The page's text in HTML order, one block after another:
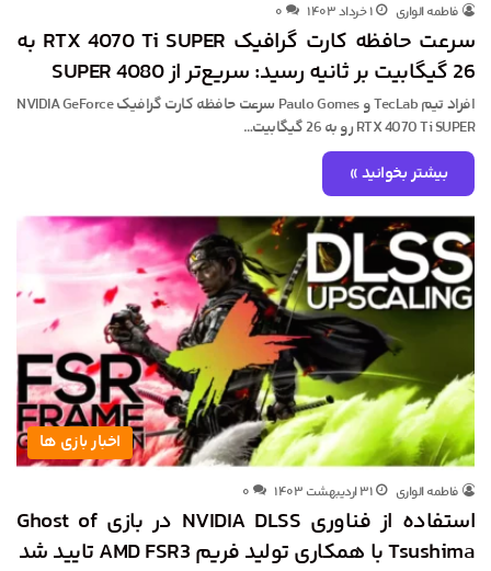
فاطمه الواری ۱ خرداد ۱۴۰۳ ۰
سرعت حافظه کارت گرافیک RTX 4070 Ti SUPER به
26 گیگابیت بر ثانیه رسید: سریع‌تر از 4080 SUPER
افراد تیم TecLab و Paulo Gomes سرعت حافظه کارت گرافیک NVIDIA GeForce
RTX 4070 Ti SUPER رو به 26 گیگابیت…
بیشتر بخوانید »
اخبار بازی ها
فاطمه الواری ۳۱ اردیبهشت ۱۴۰۳ ۰
استفاده از فناوری NVIDIA DLSS در بازی Ghost of
Tsushima با همکاری تولید فریم AMD FSR3 تایید شد